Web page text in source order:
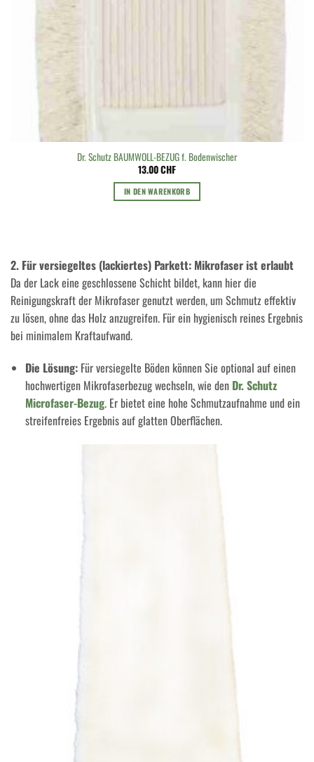
Dr. Schutz BAUMWOLL-BEZUG f. Bodenwischer
13.00CHF
IN DEN WARENKORB
2. Für versiegeltes (lackiertes) Parkett: Mikrofaser ist erlaubt
Da der Lack eine geschlossene Schicht bildet, kann hier die
Reinigungskraft der Mikrofaser genutzt werden, um Schmutz effektiv
zu lösen, ohne das Holz anzugreifen. Für ein hygienisch reines Ergebnis
bei minimalem Kraftaufwand.
Die Lösung:Für versiegelte Böden können Sie optional auf einen
hochwertigen Mikrofaserbezug wechseln, wie den Dr. Schutz
Microfaser-Bezug. Er bietet eine hohe Schmutzaufnahme und ein
streifenfreies Ergebnis auf glatten Oberflächen.